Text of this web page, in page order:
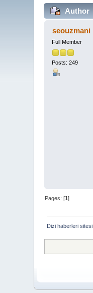
Author
seouzmani
Full Member
Posts: 249
Pages: [1]
Dizi haberleri sitesi